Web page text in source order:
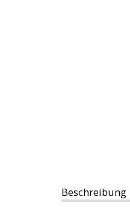
Beschreibung